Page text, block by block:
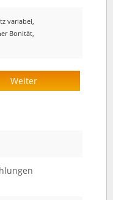
variabel,
Bonität,
Weiter